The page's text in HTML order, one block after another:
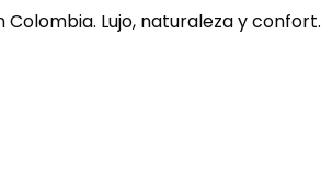
Lujo, naturaleza y confort.